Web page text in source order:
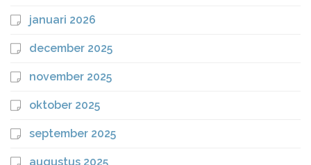
januari 2026
december 2025
november 2025
oktober 2025
september 2025
augustus 2025